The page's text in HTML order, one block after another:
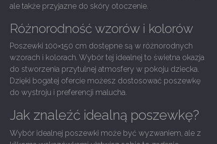
ale także przyjazne do skóry otoczenie.
Różnorodność wzorów i kolorów
Poszewki 100×150 cm dostępne są w różnorodnych
wzorach i kolorach. Wybór tej idealnej to świetna okazja
do stworzenia przytulnej atmosfery w pokoju dziecka.
Dzięki bogatej ofercie możesz dostosować poszewkę
do wystroju i preferencji malucha.
Jak znaleźć idealną poszewkę?
Wybór idealnej poszewki może być wyzwaniem, ale z